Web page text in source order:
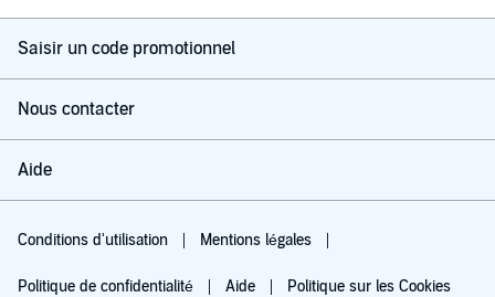
Saisir un code promotionnel
Nous contacter
Aide
Conditions d'utilisation Mentions légales
Politique de confidentialité Aide Politique sur les Cookies